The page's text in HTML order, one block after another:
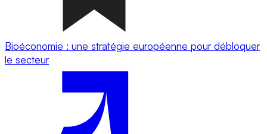
Bioéconomie : une stratégie européenne pour débloquer
le secteur